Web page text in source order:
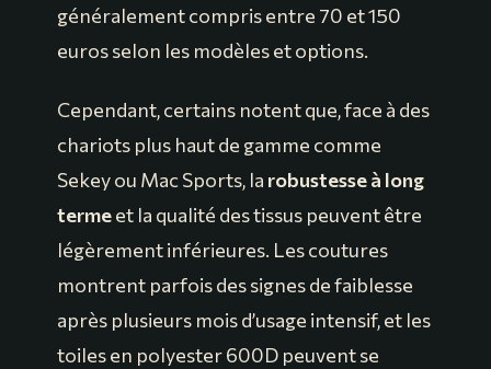
généralement compris entre 70 et 150
euros selon les modèles et options.
Cependant, certains notent que, face à des
chariots plus haut de gamme comme
Sekey ou Mac Sports, la robustesse à long
termeet la qualité des tissus peuvent être
légèrement inférieures. Les coutures
montrent parfois des signes de faiblesse
après plusieurs mois d’usage intensif, et les
toiles en polyester 600D peuvent se